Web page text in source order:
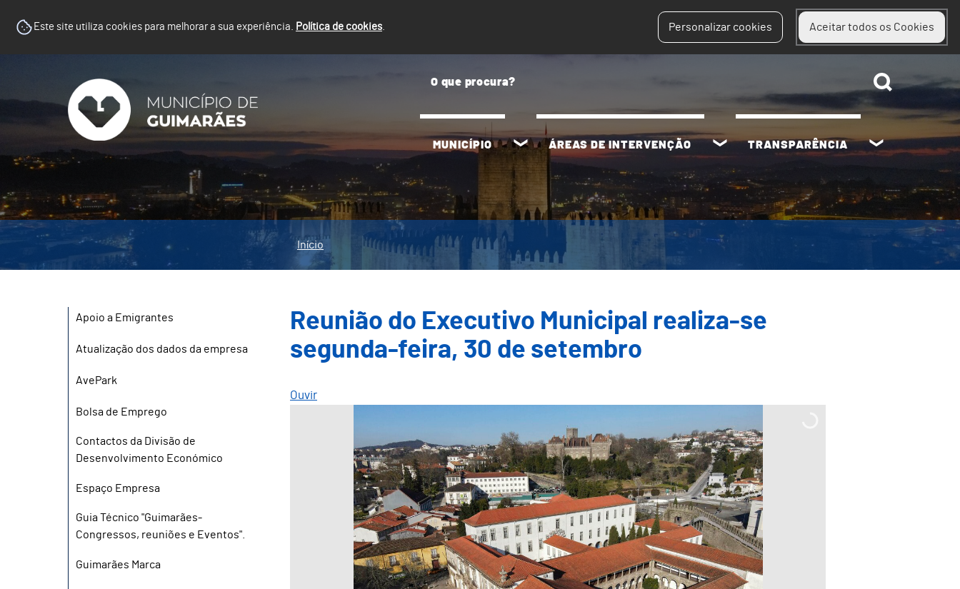
Este site utiliza cookies para melhorar a sua experiência. Política de cookies. Personalizar cookies Aceitar todos os Cookies
MUNICÍPIO ÁREAS DE INTERVENÇÃO TRANSPARÊNCIA
Início
Apoio a Emigrantes
Atualização dos dados da empresa
AvePark
Bolsa de Emprego
Contactos da Divisão de
Desenvolvimento Económico
Espaço Empresa
Guia Técnico "Guimarães-
Congressos, reuniões e Eventos".
Guimarães Marca
Reunião do Executivo Municipal realiza-se
segunda-feira, 30 de setembro
Ouvir